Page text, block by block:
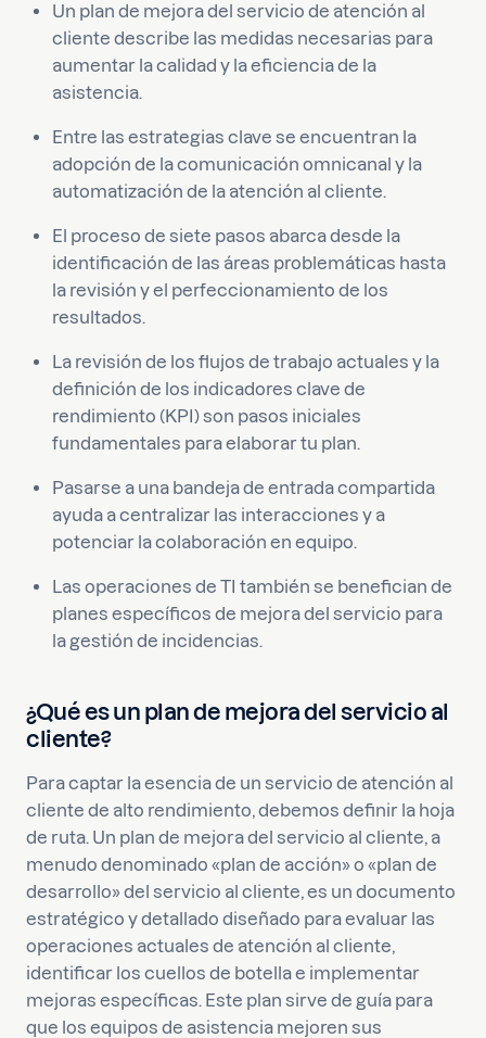
Un plan de mejora del servicio de atención al
cliente describe las medidas necesarias para
aumentar la calidad y la eficiencia de la
asistencia.
Entre las estrategias clave se encuentran la
adopción de la comunicación omnicanal y la
automatización de la atención al cliente.
El proceso de siete pasos abarca desde la
identificación de las áreas problemáticas hasta
la revisión y el perfeccionamiento de los
resultados.
La revisión de los flujos de trabajo actuales y la
definición de los indicadores clave de
rendimiento (KPI) son pasos iniciales
fundamentales para elaborar tu plan.
Pasarse a una bandeja de entrada compartida
ayuda a centralizar las interacciones y a
potenciar la colaboración en equipo.
Las operaciones de TI también se benefician de
planes específicos de mejora del servicio para
la gestión de incidencias.
¿Qué es un plan de mejora del servicio al
cliente?
Para captar la esencia de un servicio de atención al
cliente de alto rendimiento, debemos definir la hoja
de ruta. Un plan de mejora del servicio al cliente, a
menudo denominado «plan de acción» o «plan de
desarrollo» del servicio al cliente, es un documento
estratégico y detallado diseñado para evaluar las
operaciones actuales de atención al cliente,
identificar los cuellos de botella e implementar
mejoras específicas. Este plan sirve de guía para
que los equipos de asistencia mejoren sus